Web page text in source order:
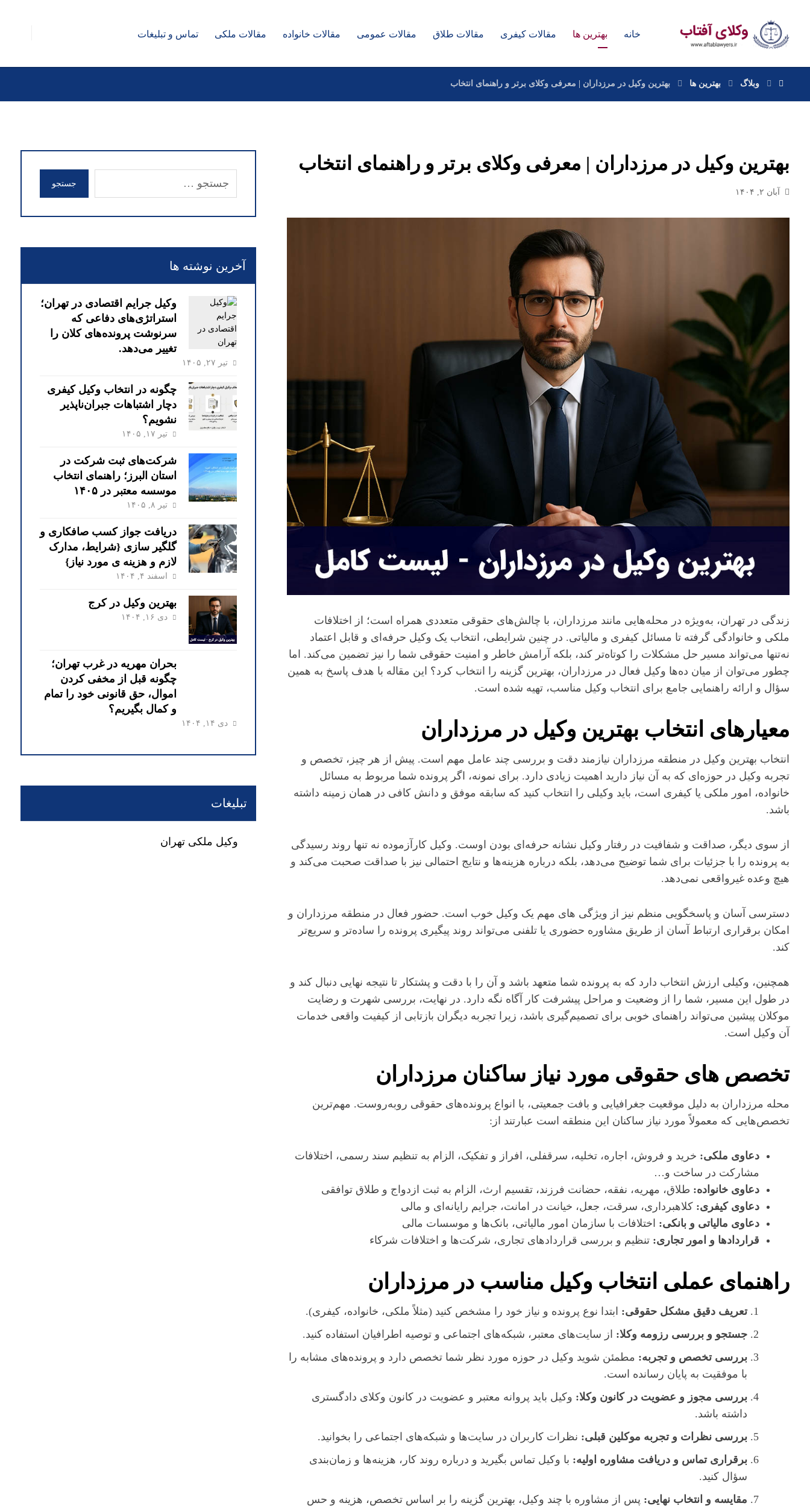
خانه بهترین ها مقالات کیفری مقالات طلاق مقالات عمومی مقالات خانواده مقالات ملکی تماس و تبلیغات
وبلاگ بهترین ها بهترین وکیل در مرزداران | معرفی وکلای برتر و راهنمای انتخاب
بهترین وکیل در مرزداران | معرفی وکلای برتر و راهنمای انتخاب
آبان ۲, ۱۴۰۴
زندگی در تهران، به‌ویژه در محله‌هایی مانند مرزداران، با چالش‌های حقوقی متعددی همراه است؛ از اختلافات
ملکی و خانوادگی گرفته تا مسائل کیفری و مالیاتی. در چنین شرایطی، انتخاب یک وکیل حرفه‌ای و قابل اعتماد
نه‌تنها می‌تواند مسیر حل مشکلات را کوتاه‌تر کند، بلکه آرامش خاطر و امنیت حقوقی شما را نیز تضمین می‌کند. اما
چطور می‌توان از میان ده‌ها وکیل فعال در مرزداران، بهترین گزینه را انتخاب کرد؟ این مقاله با هدف پاسخ به همین
سؤال و ارائه راهنمایی جامع برای انتخاب وکیل مناسب، تهیه شده است.
معیارهای انتخاب بهترین وکیل در مرزداران
انتخاب بهترین وکیل در منطقه مرزداران نیازمند دقت و بررسی چند عامل مهم است. پیش از هر چیز، تخصص و
تجربه وکیل در حوزه‌ای که به آن نیاز دارید اهمیت زیادی دارد. برای نمونه، اگر پرونده شما مربوط به مسائل
خانواده، امور ملکی یا کیفری است، باید وکیلی را انتخاب کنید که سابقه موفق و دانش کافی در همان زمینه داشته
باشد.
از سوی دیگر، صداقت و شفافیت در رفتار وکیل نشانه حرفه‌ای بودن اوست. وکیل کارآزموده نه‌ تنها روند رسیدگی
به پرونده را با جزئیات برای شما توضیح می‌دهد، بلکه درباره هزینه‌ها و نتایج احتمالی نیز با صداقت صحبت می‌کند و
هیچ وعده غیرواقعی نمی‌دهد.
دسترسی آسان و پاسخگویی منظم نیز از ویژگی‌ های مهم یک وکیل خوب است. حضور فعال در منطقه مرزداران و
امکان برقراری ارتباط آسان از طریق مشاوره حضوری یا تلفنی می‌تواند روند پیگیری پرونده را ساده‌تر و سریع‌تر
کند.
همچنین، وکیلی ارزش انتخاب دارد که به پرونده شما متعهد باشد و آن را با دقت و پشتکار تا نتیجه نهایی دنبال کند و
در طول این مسیر، شما را از وضعیت و مراحل پیشرفت کار آگاه نگه دارد. در نهایت، بررسی شهرت و رضایت
موکلان پیشین می‌تواند راهنمای خوبی برای تصمیم‌گیری باشد، زیرا تجربه دیگران بازتابی از کیفیت واقعی خدمات
آن وکیل است.
تخصص‌ های حقوقی مورد نیاز ساکنان مرزداران
محله مرزداران به دلیل موقعیت جغرافیایی و بافت جمعیتی، با انواع پرونده‌های حقوقی روبه‌روست. مهم‌ترین
تخصص‌هایی که معمولاً مورد نیاز ساکنان این منطقه است عبارتند از:
دعاوی ملکی: خرید و فروش، اجاره، تخلیه، سرقفلی، افراز و تفکیک، الزام به تنظیم سند رسمی، اختلافات
مشارکت در ساخت و…
دعاوی خانواده: طلاق، مهریه، نفقه، حضانت فرزند، تقسیم ارث، الزام به ثبت ازدواج و طلاق توافقی
دعاوی کیفری: کلاهبرداری، سرقت، جعل، خیانت در امانت، جرایم رایانه‌ای و مالی
دعاوی مالیاتی و بانکی: اختلافات با سازمان امور مالیاتی، بانک‌ها و موسسات مالی
قراردادها و امور تجاری: تنظیم و بررسی قراردادهای تجاری، شرکت‌ها و اختلافات شرکاء
راهنمای عملی انتخاب وکیل مناسب در مرزداران
تعریف دقیق مشکل حقوقی: ابتدا نوع پرونده و نیاز خود را مشخص کنید (مثلاً ملکی، خانواده، کیفری).
جستجو و بررسی رزومه وکلا: از سایت‌های معتبر، شبکه‌های اجتماعی و توصیه اطرافیان استفاده کنید.
بررسی تخصص و تجربه: مطمئن شوید وکیل در حوزه مورد نظر شما تخصص دارد و پرونده‌های مشابه را
با موفقیت به پایان رسانده است.
بررسی مجوز و عضویت در کانون وکلا: وکیل باید پروانه معتبر و عضویت در کانون وکلای دادگستری
داشته باشد.
بررسی نظرات و تجربه موکلین قبلی: نظرات کاربران در سایت‌ها و شبکه‌های اجتماعی را بخوانید.
برقراری تماس و دریافت مشاوره اولیه: با وکیل تماس بگیرید و درباره روند کار، هزینه‌ها و زمان‌بندی
سؤال کنید.
مقایسه و انتخاب نهایی: پس از مشاوره با چند وکیل، بهترین گزینه را بر اساس تخصص، هزینه و حس
جستجو
آخرین نوشته ها
وکیل جرایم اقتصادی در تهران؛
استراتژی‌های دفاعی که
سرنوشت پرونده‌های کلان را
تغییر می‌دهد.
تیر ۲۷, ۱۴۰۵
چگونه در انتخاب وکیل کیفری
دچار اشتباهات جبران‌ناپذیر
نشویم؟
تیر ۱۷, ۱۴۰۵
شرکت‌های ثبت شرکت در
استان البرز؛ راهنمای انتخاب
موسسه معتبر در ۱۴۰۵
تیر ۸, ۱۴۰۵
دریافت جواز کسب صافکاری و
گلگیر سازی {شرایط، مدارک
لازم و هزینه ی مورد نیاز}
اسفند ۴, ۱۴۰۴
بهترین وکیل در کرج
دی ۱۶, ۱۴۰۴
بحران مهریه در غرب تهران؛
چگونه قبل از مخفی کردن
اموال، حق قانونی خود را تمام
و کمال بگیریم؟
دی ۱۴, ۱۴۰۴
تبلیغات
وکیل ملکی تهران